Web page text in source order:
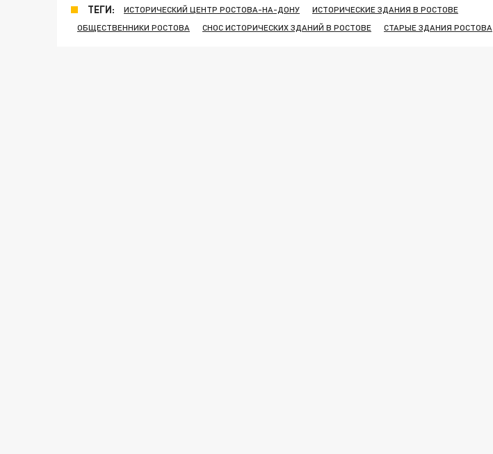
ТЕГИ: ИСТОРИЧЕСКИЙ ЦЕНТР РОСТОВА-НА-ДОНУ
ИСТОРИЧЕСКИЕ ЗДАНИЯ В РОСТОВЕ
ОБЩЕСТВЕННИКИ РОСТОВА
СНОС ИСТОРИЧЕСКИХ ЗДАНИЙ В РОСТОВЕ СТАРЫЕ ЗДАНИЯ РОСТОВА